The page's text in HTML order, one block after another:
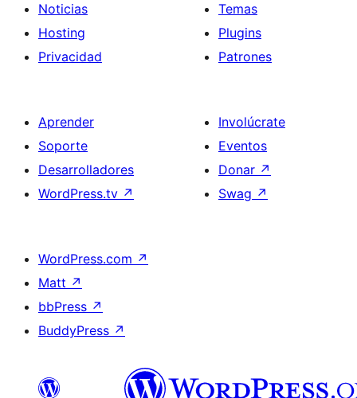
Noticias
Hosting
Privacidad
Temas
Plugins
Patrones
Aprender
Soporte
Desarrolladores
WordPress.tv ↗
Involúcrate
Eventos
Donar ↗
Swag ↗
WordPress.com ↗
Matt ↗
bbPress ↗
BuddyPress ↗